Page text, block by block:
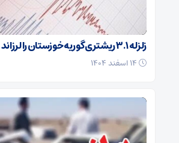
زلزله ۳.۱ ریشتری گوریه خوزستان را لرزاند